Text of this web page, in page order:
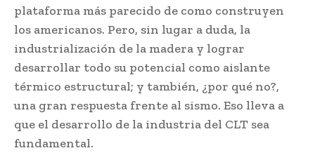
plataforma más parecido de como construyen
los americanos. Pero, sin lugar a duda, la
industrialización de la madera y lograr
desarrollar todo su potencial como aislante
térmico estructural; y también, ¿por qué no?,
una gran respuesta frente al sismo. Eso lleva a
que el desarrollo de la industria del CLT sea
fundamental.